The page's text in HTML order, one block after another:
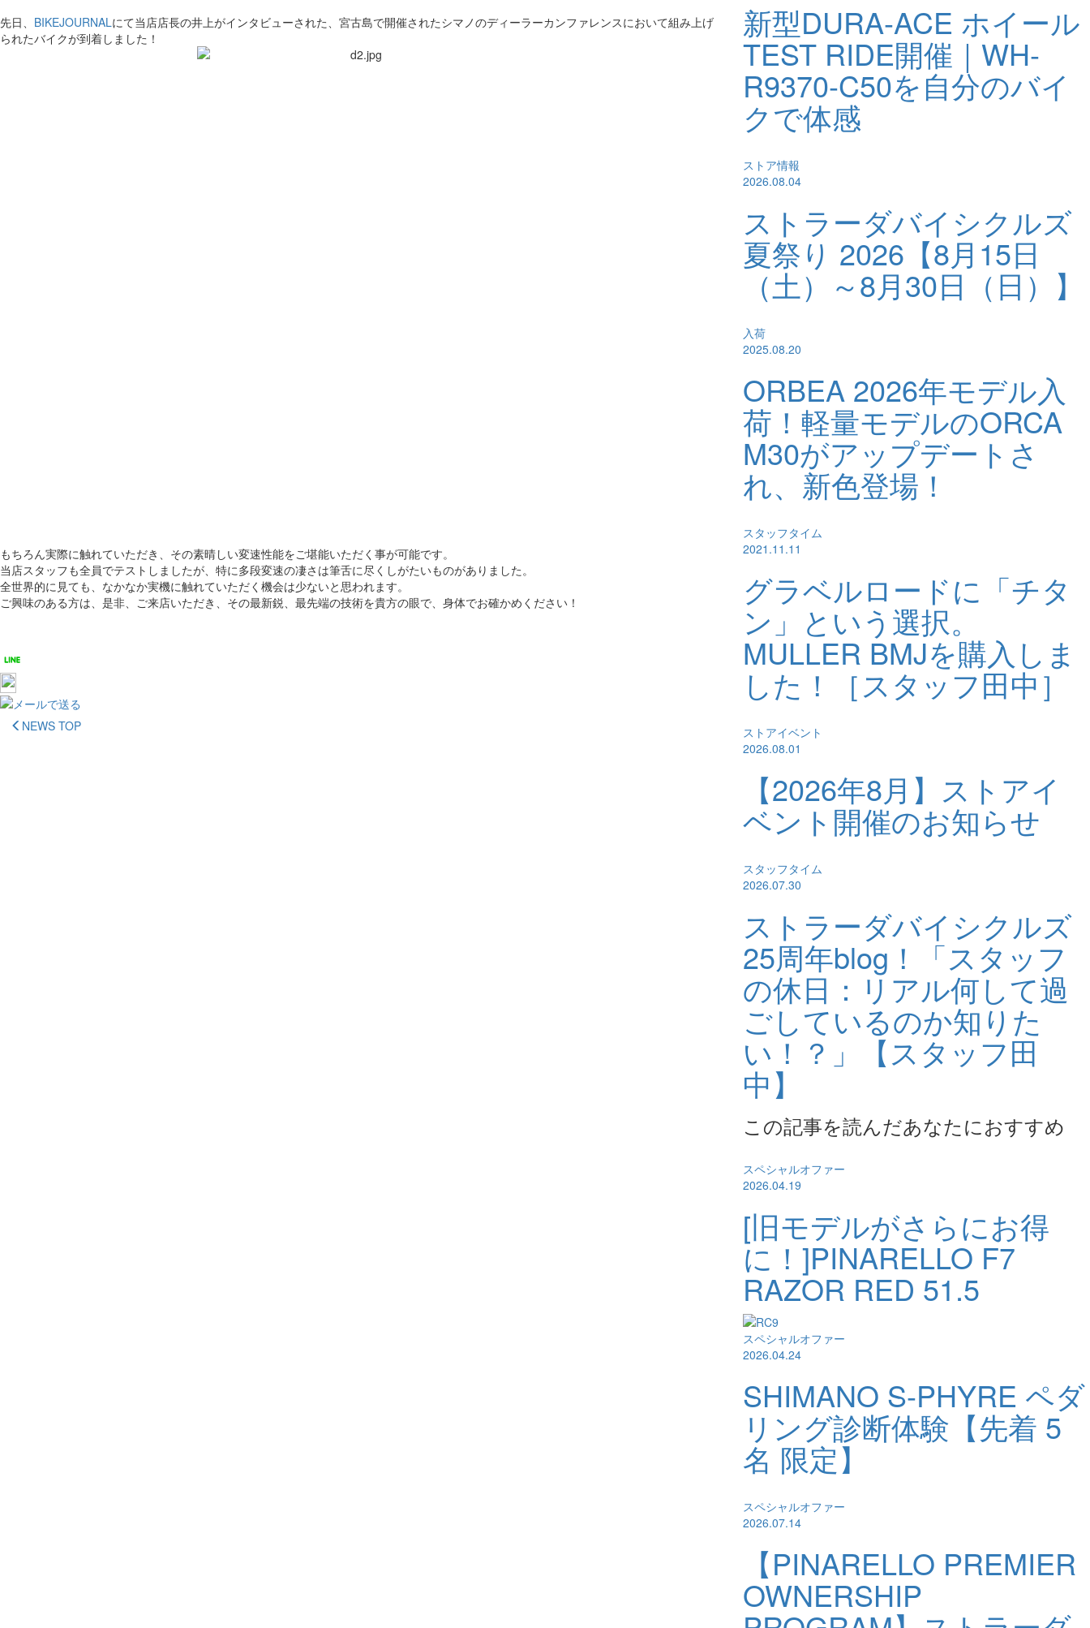
先日、 BIKEJOURNALにて当店店長の井上がインタビューされた、宮古島で開催されたシマノのディーラーカンファレンスにおいて組み上げ
られたバイクが到着しました！
もちろん実際に触れていただき、その素晴しい変速性能をご堪能いただく事が可能です。
当店スタッフも全員でテストしましたが、特に多段変速の凄さは筆舌に尽くしがたいものがありました。
全世界的に見ても、なかなか実機に触れていただく機会は少ないと思われます。
ご興味のある方は、是非、ご来店いただき、その最新鋭、最先端の技術を貴方の眼で、身体でお確かめください！
NEWS TOP
新型DURA-ACE ホイール
TEST RIDE開催｜WH-
R9370-C50を自分のバイ
クで体感
ストア情報
2026.08.04
ストラーダバイシクルズ
夏祭り 2026【8月15日
（土）～8月30日（日）】
入荷
2025.08.20
ORBEA 2026年モデル入
荷！軽量モデルのORCA
M30がアップデートさ
れ、新色登場！
スタッフタイム
2021.11.11
グラベルロードに「チタ
ン」という選択。
MULLER BMJを購入しま
した！［スタッフ田中］
ストアイベント
2026.08.01
【2026年8月】ストアイ
ベント開催のお知らせ
スタッフタイム
2026.07.30
ストラーダバイシクルズ
25周年blog！「スタッフ
の休日：リアル何して過
ごしているのか知りた
い！？」【スタッフ田
中】
この記事を読んだあなたにおすすめ
スペシャルオファー
2026.04.19
[旧モデルがさらにお得
に！]PINARELLO F7
RAZOR RED 51.5
スペシャルオファー
2026.04.24
SHIMANO S-PHYRE ペダ
リング診断体験【先着 5
名 限定】
スペシャルオファー
2026.07.14
【PINARELLO PREMIER
OWNERSHIP